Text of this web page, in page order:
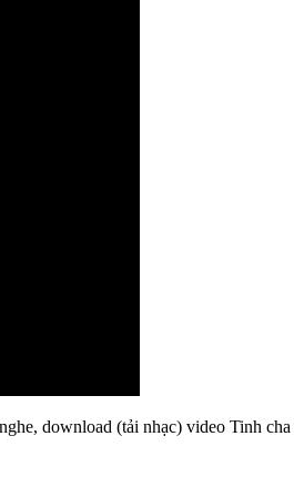
download (tải nhạc) video Tinh